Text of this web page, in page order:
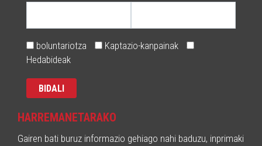
boluntariotza
Kaptazio-kanpainak
Hedabideak
HARREMANETARAKO
Gairen bati buruz informazio gehiago nahi baduzu, inprimaki